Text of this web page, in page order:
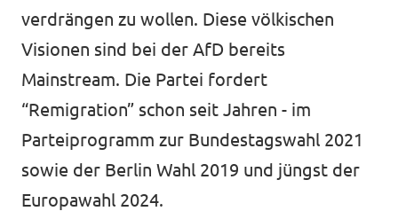
verdrängen zu wollen. Diese völkischen
Visionen sind bei der AfD bereits
Mainstream. Die Partei fordert
“Remigration” schon seit Jahren - im
Parteiprogramm zur Bundestagswahl 2021
sowie der Berlin Wahl 2019 und jüngst der
Europawahl 2024.